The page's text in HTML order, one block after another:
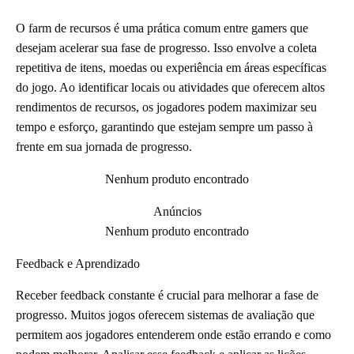
O farm de recursos é uma prática comum entre gamers que
desejam acelerar sua fase de progresso. Isso envolve a coleta
repetitiva de itens, moedas ou experiência em áreas específicas
do jogo. Ao identificar locais ou atividades que oferecem altos
rendimentos de recursos, os jogadores podem maximizar seu
tempo e esforço, garantindo que estejam sempre um passo à
frente em sua jornada de progresso.
Nenhum produto encontrado
Anúncios
Nenhum produto encontrado
Feedback e Aprendizado
Receber feedback constante é crucial para melhorar a fase de
progresso. Muitos jogos oferecem sistemas de avaliação que
permitem aos jogadores entenderem onde estão errando e como